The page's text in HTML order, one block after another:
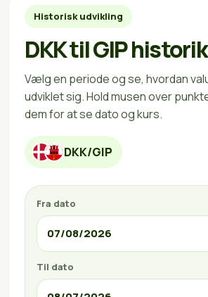
Historisk udvikling
DKK til GIP historik
Vælg en periode og se, hvordan
udviklet sig. Hold musen over
dem for at se dato og kurs.
DKK/GIP
Fra dato
Til dato